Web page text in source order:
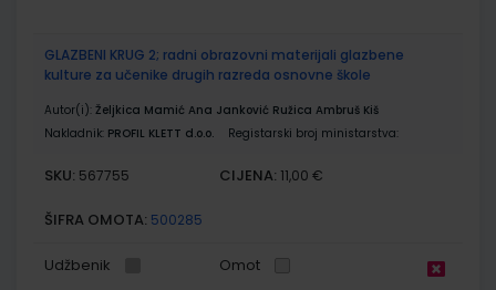
GLAZBENI KRUG 2; radni obrazovni materijali glazbene
kulture za učenike drugih razreda osnovne škole
Autor(i): Željkica Mamić Ana Janković Ružica Ambruš Kiš
Nakladnik: PROFIL KLETT d.o.o. Registarski broj ministarstva:
SKU: 567755 CIJENA: 11,00 €
ŠIFRA OMOTA: 500285
Udžbenik Omot